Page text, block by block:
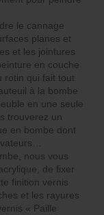
le cannage
planes et
et les jointures
en couche
rotin qui fait tout
à la bombe
en une seule
trouverez un
en bombe dont
nous vous
de fixer
finition vernis
et les rayures
« Paille